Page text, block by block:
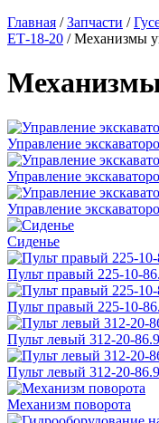
Главная /Запчасти /
ЕТ-18-20 /Механизмы
Управление
Управление
Управление
Сиденье
Пульт правый 225-10-
Пульт правый 225-10-
Пульт левый 312-20-
Пульт левый 312-20-
Механизм поворота